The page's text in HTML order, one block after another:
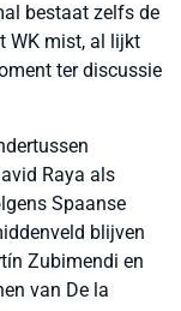
bestaat zelfs de
WK mist, al lijkt
ter discussie
Raya als
Spaanse
blijven
Zubimendi en
van De la